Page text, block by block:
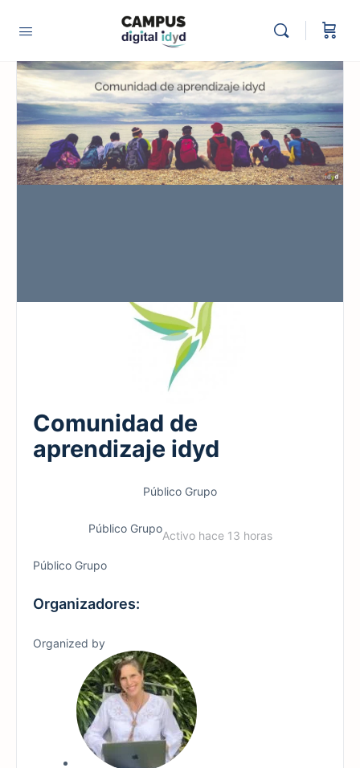
Comunidad de
aprendizaje idyd
Público Grupo
Público GrupoActivo hace 13 horas
Público Grupo
Organizadores:
Organized by